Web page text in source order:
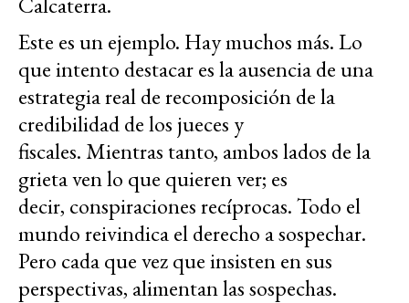
Este es un ejemplo. Hay muchos más. Lo
que intento destacar es la ausencia de una
estrategia real de recomposición de la
credibilidad de los jueces y
fiscales. Mientras tanto, ambos lados de la
grieta ven lo que quieren ver; es
decir, conspiraciones recíprocas. Todo el
mundo reivindica el derecho a sospechar.
Pero cada que vez que insisten en sus
perspectivas, alimentan las sospechas.